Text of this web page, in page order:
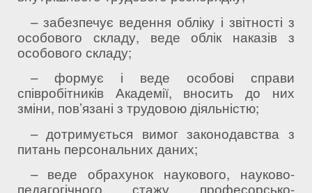
– забезпечує ведення обліку і звітності з
особового складу, веде облік наказів з
особового складу;
– формує і веде особові справи
співробітників Академії, вносить до них
зміни, пов’язані з трудовою діяльністю;
– дотримується вимог законодавства з
питань персональних даних;
– веде обрахунок наукового, науково-
педагогічного стажу професорсько-